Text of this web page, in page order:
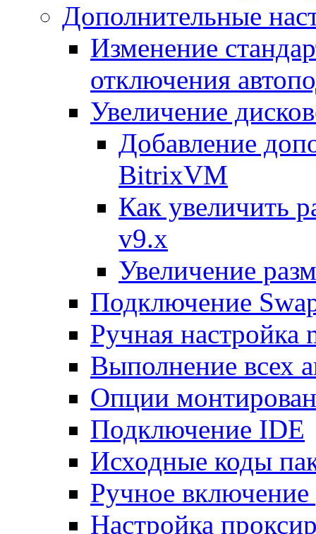
Дополнительные
Изменение
отключения
Увеличение
Добавление
BitrixVM
Как увеличить
v9.x
Увеличение
Подключение
Ручная настройка
Выполнение всех
Опции
Подключение IDE
Исходные коды
Ручное
Настройка